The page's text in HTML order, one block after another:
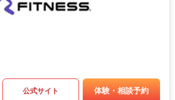
公式サイト 体験・相談予約